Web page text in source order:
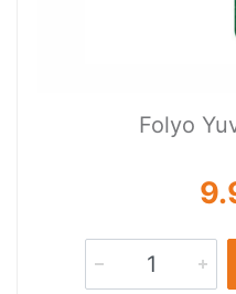
Folyo